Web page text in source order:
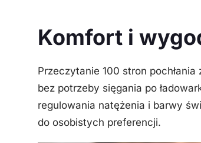
Komfort i
Przeczytanie 100 stron
bez potrzeby sięgania po
regulowania natężenia i barwy
do osobistych preferencji.